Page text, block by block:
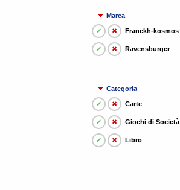
Marca
✓ ✖ Franckh-kosmos
✓ ✖ Ravensburger
Categoria
✓ ✖ Carte
✓ ✖ Giochi di Società
✓ ✖ Libro